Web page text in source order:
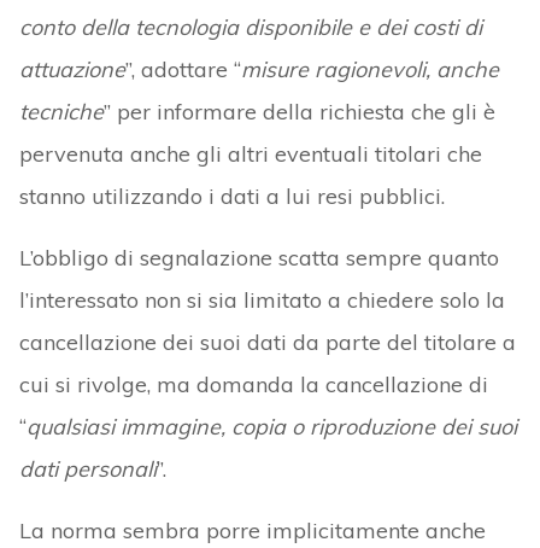
conto della tecnologia disponibile e dei costi di
attuazione”, adottare “misure ragionevoli, anche
tecniche” per informare della richiesta che gli è
pervenuta anche gli altri eventuali titolari che
stanno utilizzando i dati a lui resi pubblici.
L’obbligo di segnalazione scatta sempre quanto
l’interessato non si sia limitato a chiedere solo la
cancellazione dei suoi dati da parte del titolare a
cui si rivolge, ma domanda la cancellazione di
“qualsiasi immagine, copia o riproduzione dei suoi
dati personali”.
La norma sembra porre implicitamente anche